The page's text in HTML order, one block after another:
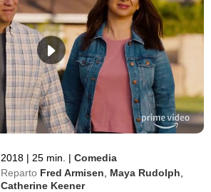
2018 | 25 min. | Comedia
Reparto Fred Armisen Maya Rudolph
Catherine Keener